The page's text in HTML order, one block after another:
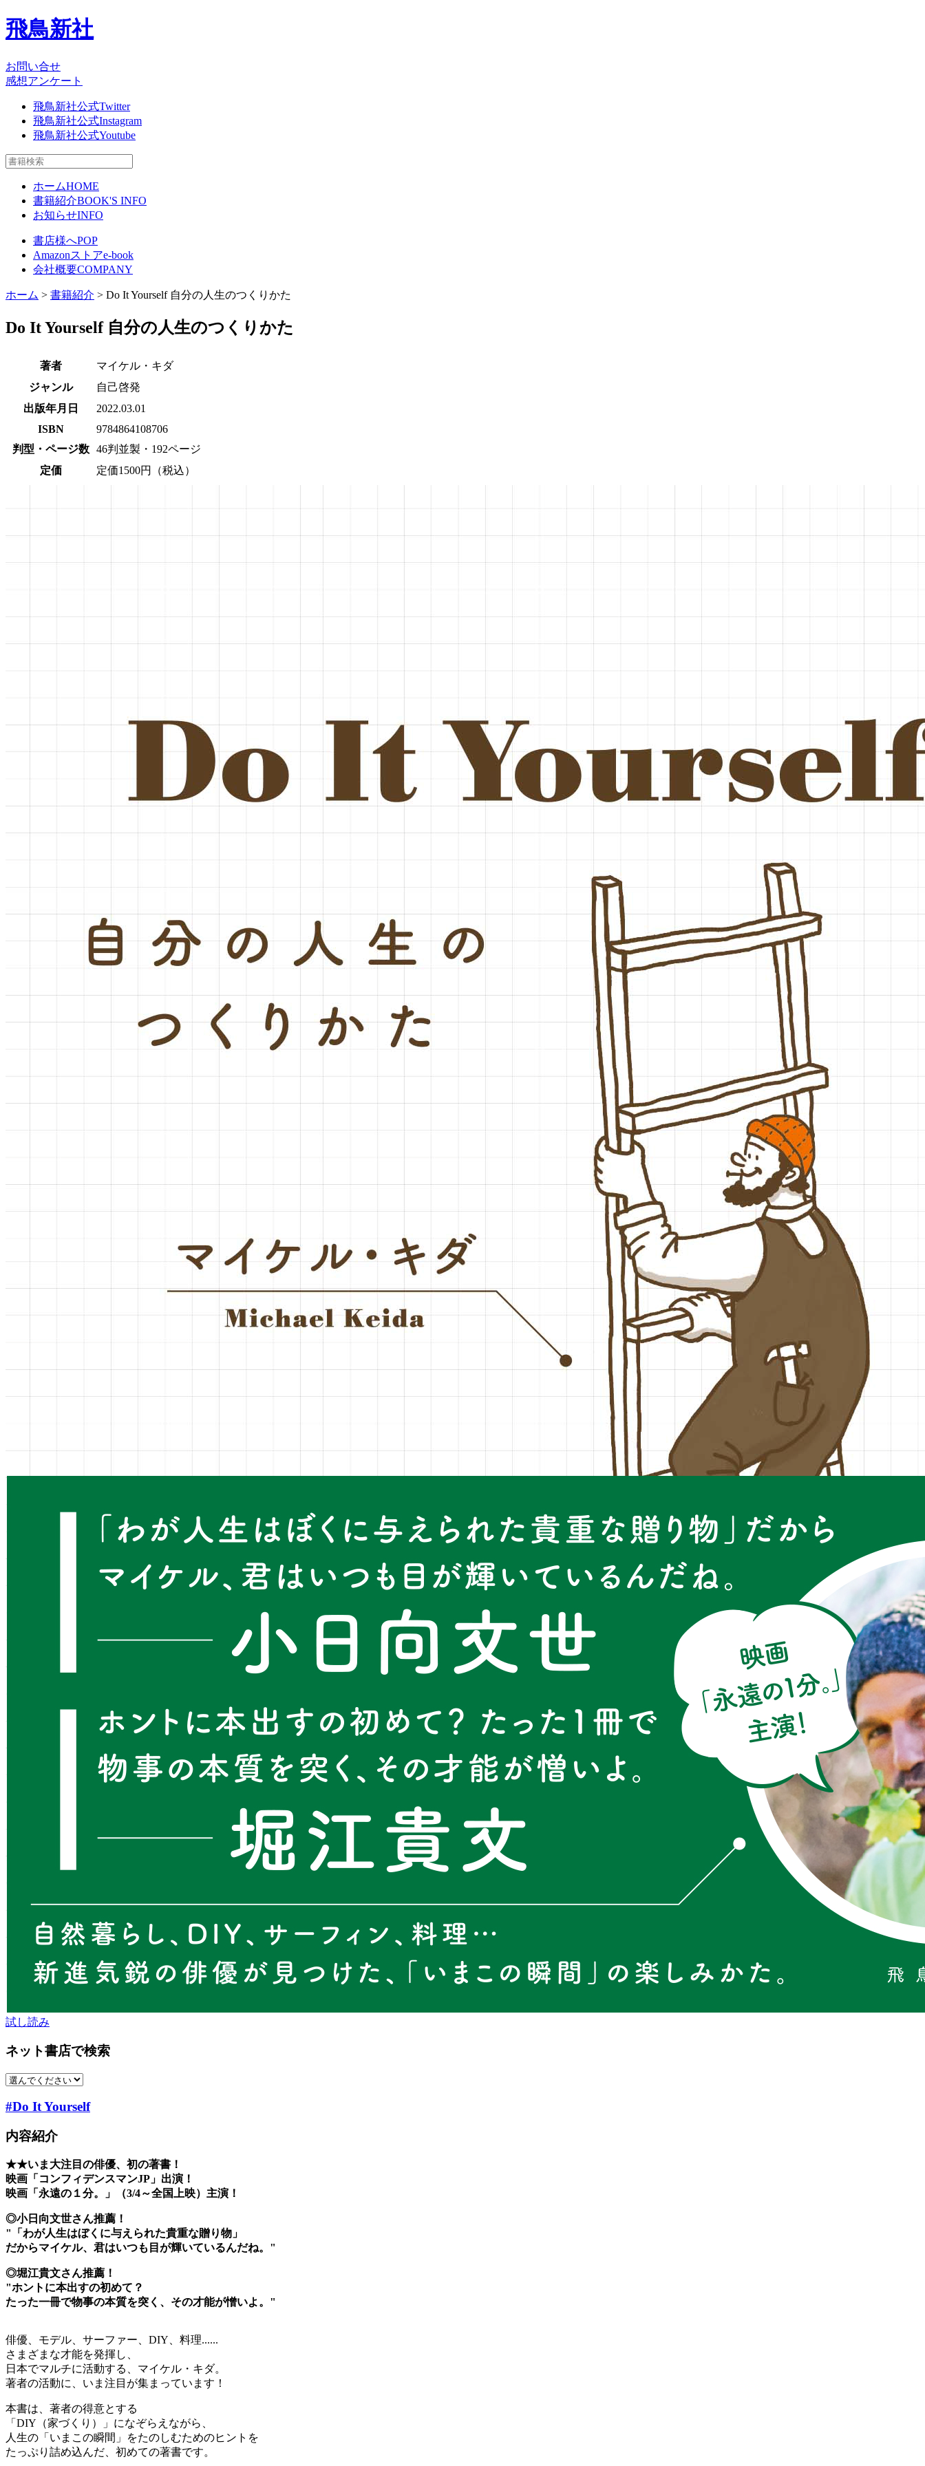
飛鳥新社
お問い合せ
感想アンケート
飛鳥新社公式Twitter
飛鳥新社公式Instagram
飛鳥新社公式Youtube
ホームHOME
書籍紹介BOOK'S INFO
お知らせINFO
書店様へPOP
Amazonストアe-book
会社概要COMPANY
ホーム > 書籍紹介 > Do It Yourself 自分の人生のつくりかた
Do It Yourself 自分の人生のつくりかた
著者
マイケル・キダ
ジャンル
自己啓発
出版年月日
2022.03.01
ISBN
9784864108706
判型・ページ数 46判並製・192ページ
定価
定価1500円（税込）
試し読み
ネット書店で検索
#Do It Yourself
内容紹介
★★いま大注目の俳優、初の著書！
映画「コンフィデンスマンJP」出演！
映画「永遠の１分。」（3/4～全国上映）主演！
◎小日向文世さん推薦！
"「わが人生はぼくに与えられた貴重な贈り物」
だからマイケル、君はいつも目が輝いているんだね。"
◎堀江貴文さん推薦！
"ホントに本出すの初めて？
たった一冊で物事の本質を突く、その才能が憎いよ。"
俳優、モデル、サーファー、DIY、料理......
さまざまな才能を発揮し、
日本でマルチに活動する、マイケル・キダ。
著者の活動に、いま注目が集まっています！
本書は、著者の得意とする
「DIY（家づくり）」になぞらえながら、
人生の「いまこの瞬間」をたのしむためのヒントを
たっぷり詰め込んだ、初めての著書です。